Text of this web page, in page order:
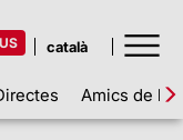
Amics de la